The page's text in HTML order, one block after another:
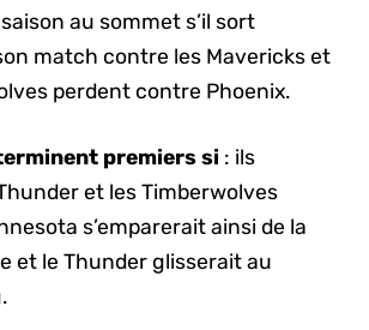
au sommet s’il sort
match contre les Mavericks et
perdent contre Phoenix.
premiers si : ils
et les Timberwolves
s’emparerait ainsi de la
et le Thunder glisserait au